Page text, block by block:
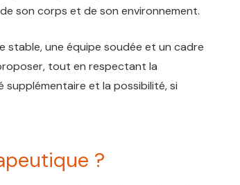
son corps et de son environnement.
une équipe soudée et un cadre
tout en respectant la
supplémentaire et la possibilité, si
?